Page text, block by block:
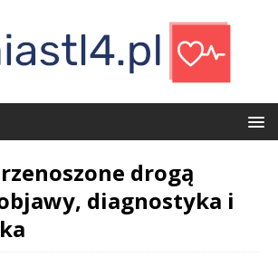
drogą
diagnostyka i